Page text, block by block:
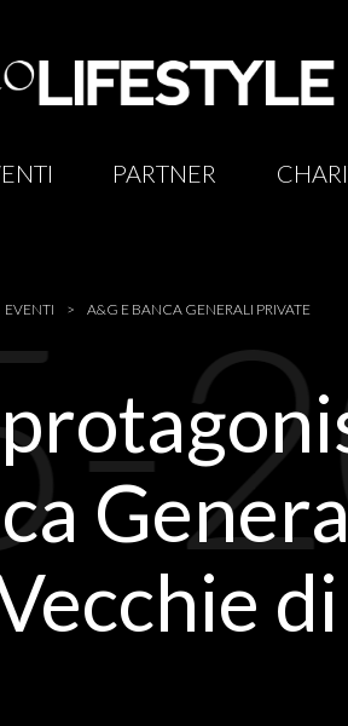
PARTNER
EVENTI A&G E BANCA GENERALI PRIVATE